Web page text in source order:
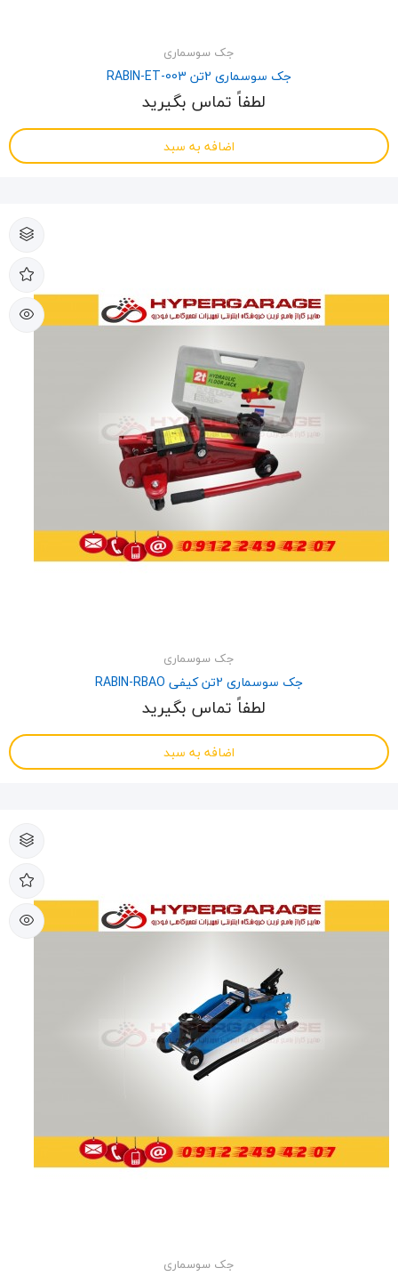
جک سوسماری
جک سوسماری 2تن RABIN-ET-003
لطفاً تماس بگیرید
اضافه به سبد
جک سوسماری
جک سوسماری 2تن کیفی RABIN-RBAO
لطفاً تماس بگیرید
اضافه به سبد
جک سوسماری